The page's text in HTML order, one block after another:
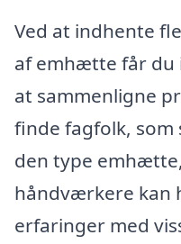
Ved at indhente
af emhætte får du
at sammenligne
finde fagfolk, som
den type
håndværkere kan
erfaringer med